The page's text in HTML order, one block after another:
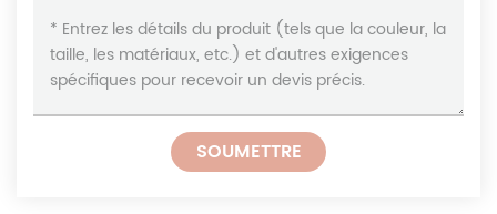
SOUMETTRE